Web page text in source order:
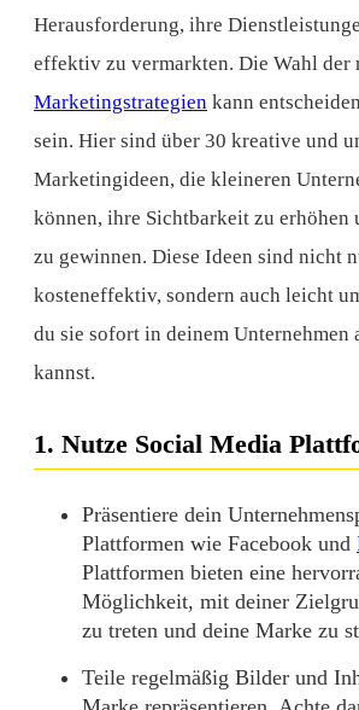
Herausforderung, ihre
effektiv zu vermarkten. Die Wahl der
Marketingstrategien kann
sein. Hier sind über 30 kreative und
Marketingideen, die kleineren
können, ihre Sichtbarkeit zu erhöhen
zu gewinnen. Diese Ideen sind nicht
kosteneffektiv, sondern auch leicht
du sie sofort in deinem Unternehmen
kannst.
1. Nutze Social Media
Präsentiere dein
Plattformen wie Facebook und
Plattformen bieten eine
Möglichkeit, mit deiner
zu treten und deine Marke zu
Teile regelmäßig Bilder und